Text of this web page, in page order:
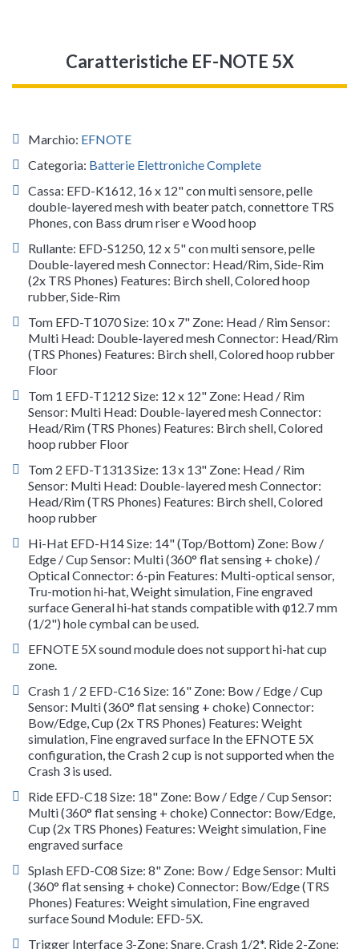
Caratteristiche EF-NOTE 5X
Marchio: EFNOTE
Categoria: Batterie Elettroniche Complete
Cassa: EFD-K1612, 16 x 12" con multi sensore, pelle
double-layered mesh with beater patch, connettore TRS
Phones, con Bass drum riser e Wood hoop
Rullante: EFD-S1250, 12 x 5" con multi sensore, pelle
Double-layered mesh Connector: Head/Rim, Side-Rim
(2x TRS Phones) Features: Birch shell, Colored hoop
rubber, Side-Rim
Tom EFD-T1070 Size: 10 x 7" Zone: Head / Rim Sensor:
Multi Head: Double-layered mesh Connector: Head/Rim
(TRS Phones) Features: Birch shell, Colored hoop rubber
Floor
Tom 1 EFD-T1212 Size: 12 x 12" Zone: Head / Rim
Sensor: Multi Head: Double-layered mesh Connector:
Head/Rim (TRS Phones) Features: Birch shell, Colored
hoop rubber Floor
Tom 2 EFD-T1313 Size: 13 x 13" Zone: Head / Rim
Sensor: Multi Head: Double-layered mesh Connector:
Head/Rim (TRS Phones) Features: Birch shell, Colored
hoop rubber
Hi-Hat EFD-H14 Size: 14" (Top/Bottom) Zone: Bow /
Edge / Cup Sensor: Multi (360° flat sensing + choke) /
Optical Connector: 6-pin Features: Multi-optical sensor,
Tru-motion hi-hat, Weight simulation, Fine engraved
surface General hi-hat stands compatible with φ12.7 mm
(1/2") hole cymbal can be used.
EFNOTE 5X sound module does not support hi-hat cup
zone.
Crash 1 / 2 EFD-C16 Size: 16" Zone: Bow / Edge / Cup
Sensor: Multi (360° flat sensing + choke) Connector:
Bow/Edge, Cup (2x TRS Phones) Features: Weight
simulation, Fine engraved surface In the EFNOTE 5X
configuration, the Crash 2 cup is not supported when the
Crash 3 is used.
Ride EFD-C18 Size: 18" Zone: Bow / Edge / Cup Sensor:
Multi (360° flat sensing + choke) Connector: Bow/Edge,
Cup (2x TRS Phones) Features: Weight simulation, Fine
engraved surface
Splash EFD-C08 Size: 8" Zone: Bow / Edge Sensor: Multi
(360° flat sensing + choke) Connector: Bow/Edge (TRS
Phones) Features: Weight simulation, Fine engraved
surface Sound Module: EFD-5X.
Trigger Interface 3-Zone: Snare, Crash 1/2*, Ride 2-Zone: